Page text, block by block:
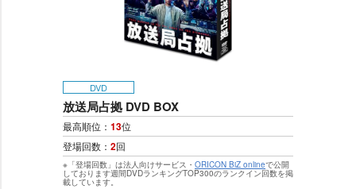
DVD
放送局占拠 DVD BOX
最高順位： 13位
登場回数： 2回
※「登場回数」は法人向けサービス・ ORICON BiZ onlineで公開
しております週間DVDランキングTOP300のランクイン回数を掲
載しています。